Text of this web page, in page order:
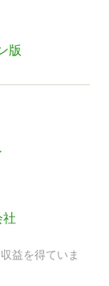
版
社
益を得ていま